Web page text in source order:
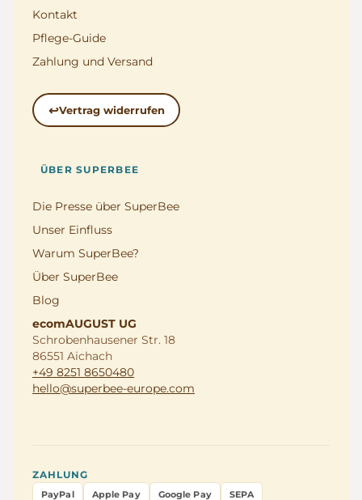
Kontakt
Pflege-Guide
Zahlung und Versand
Vertrag widerrufen
ÜBER SUPERBEE
Die Presse über SuperBee
Unser Einfluss
Warum SuperBee?
Über SuperBee
Blog
ecomAUGUST UG
Schrobenhausener Str. 18
86551 Aichach
+49 8251 8650480
hello@superbee-europe.com
ZAHLUNG
PayPal
Apple Pay Google Pay SEPA